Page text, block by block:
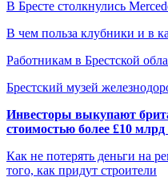
В Бресте столкнулись
В чем польза клубники и в
Работникам в Брестской
Брестский музей
Инвесторы выкупают
стоимостью более £10
Как не потерять деньги на
того, как придут строители